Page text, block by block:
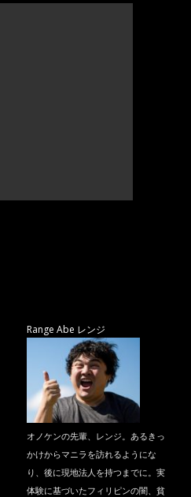
Range Abe レンジ
オノケンの先輩、レンジ。あるきっ
かけからマニラを訪れるようにな
り、後に現地法人を持つまでに。実
体験に基づいたフィリピンの闇、貧